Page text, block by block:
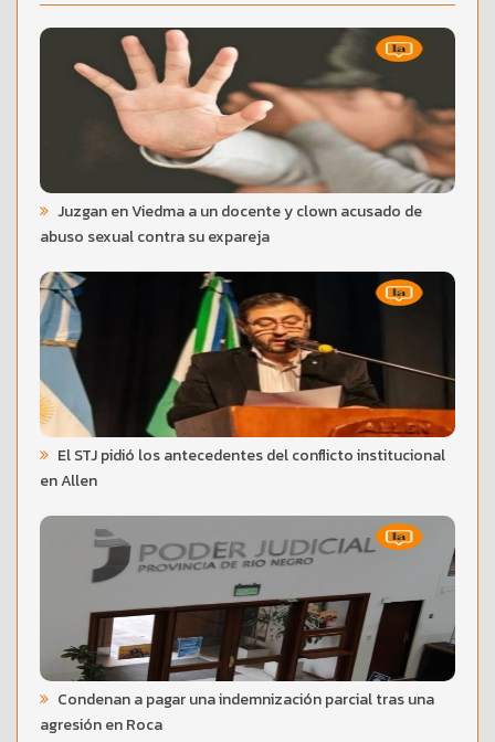
Juzgan en Viedma a un docente y clown acusado de
abuso sexual contra su expareja
El STJ pidió los antecedentes del conflicto institucional
en Allen
Condenan a pagar una indemnización parcial tras una
agresión en Roca